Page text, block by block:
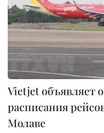
Vietjet объявляет
расписания
Молаве